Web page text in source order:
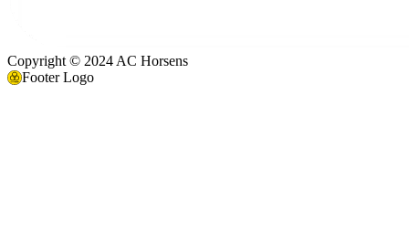
Copyright © 2024 AC Horsens
Footer Logo